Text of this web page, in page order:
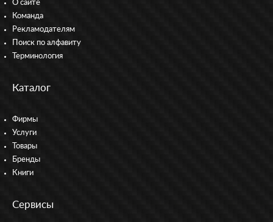
О сайте
Команда
Рекламодателям
Поиск по алфавиту
Терминология
Каталог
Фирмы
Услуги
Товары
Бренды
Книги
Сервисы